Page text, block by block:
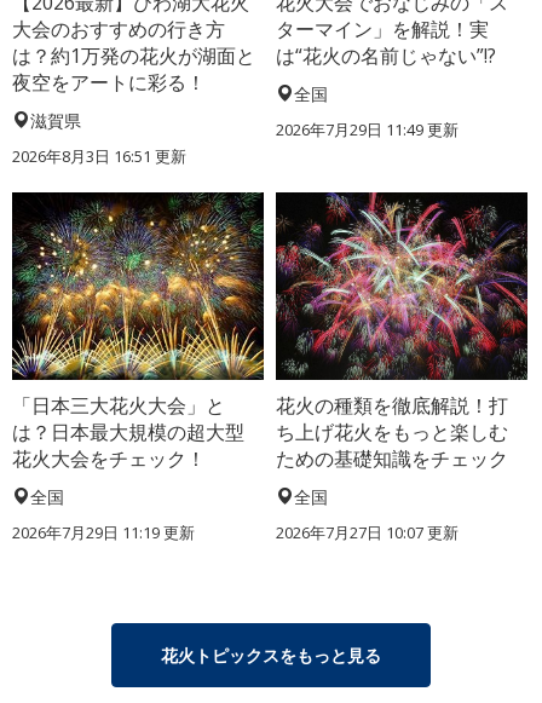
大会のおすすめの行き方
は？約1万発の花火が湖面と
夜空をアートに彩る！
滋賀県
2026年8月3日 16:51 更新
ターマイン」を解説！実
は“花火の名前じゃない”!?
全国
2026年7月29日 11:49 更新
「日本三大花火大会」と
は？日本最大規模の超大型
花火大会をチェック！
全国
2026年7月29日 11:19 更新
花火の種類を徹底解説！打
ち上げ花火をもっと楽しむ
ための基礎知識をチェック
全国
2026年7月27日 10:07 更新
花火トピックスをもっと見る